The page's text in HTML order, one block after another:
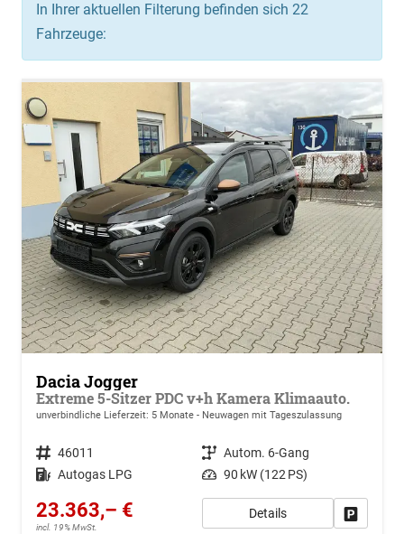
In Ihrer aktuellen Filterung befinden sich 22
Fahrzeuge:
Dacia Jogger
Extreme 5-Sitzer PDC v+h Kamera Klimaauto.
unverbindliche Lieferzeit: 5 Monate Neuwagen mit Tageszulassung
Fahrzeugnr. 46011 Getriebe Autom. 6-Gang
Kraftstoff Autogas LPG Leistung 90 kW (122 PS)
23.363,– €
incl. 19% MwSt.
Details